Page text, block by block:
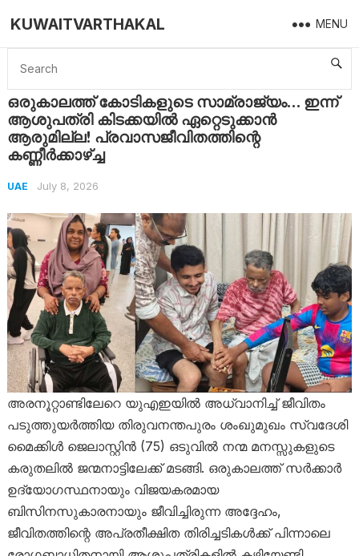
KUWAITVARTHAKAL MENU
Home UAE ഒരുകാലത്ത് കോടികളുടെ സാമ്രാജ്യം… ഇന്ന് ആശുപത്രി കിടക്കയിൽ ഏറ്റെടുക്കാൻ ആരുമില്ല! പ്രവാസജീവിതത്തിന്റെ കണ്ണീർക്കാഴ്ച്ച
ഒരുകാലത്ത് കോടികളുടെ സാമ്രാജ്യം… ഇന്ന്
ആശുപത്രി കിടക്കയിൽ ഏറ്റെടുക്കാൻ
ആരുമില്ല! പ്രവാസജീവിതത്തിന്റെ
കണ്ണീർക്കാഴ്ച്ച
UAE July 8, 2026
അരനൂറ്റാണ്ടിലേറെ യുഎഇയിൽ അധ്വാനിച്ച് ജീവിതം
പടുത്തുയർത്തിയ തിരുവനന്തപുരം ശംഖുമുഖം സ്വദേശി
മൈക്കിൾ ജെലാസ്റ്റിൻ (75) ഒടുവിൽ നന്മ മനസ്സുകളുടെ
കരുതലിൽ ജന്മനാട്ടിലേക്ക് മടങ്ങി. ഒരുകാലത്ത് സർക്കാർ
ഉദ്യോഗസ്ഥനായും വിജയകരമായ
ബിസിനസുകാരനായും ജീവിച്ചിരുന്ന അദ്ദേഹം,
ജീവിതത്തിന്റെ അപ്രതീക്ഷിത തിരിച്ചടികൾക്ക് പിന്നാലെ